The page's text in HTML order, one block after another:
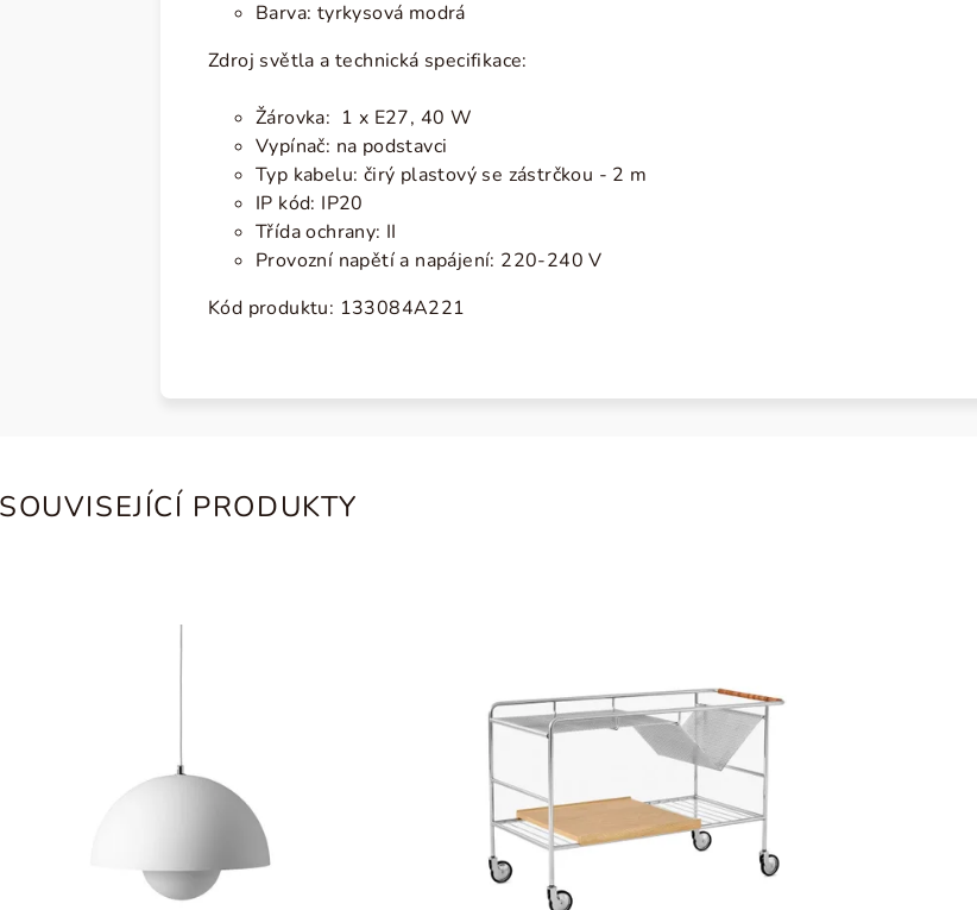
Barva: tyrkysová modrá
Zdroj světla a technická specifikace:
Žárovka: 1 x E27, 40 W
Vypínač: na podstavci
Typ kabelu: čirý plastový se zástrčkou - 2 m
IP kód: IP20
Třída ochrany: II
Provozní napětí a napájení: 220-240 V
Kód produktu: 133084A221
SOUVISEJÍCÍ PRODUKTY